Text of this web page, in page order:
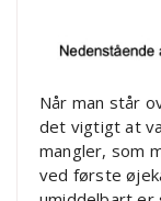
Når man står
det vigtigt at
mangler, som
ved første